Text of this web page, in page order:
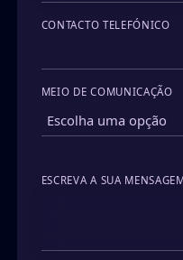
CONTACTO TELEFÓNICO
MEIO DE COMUNICAÇÃO
ESCREVA A SUA